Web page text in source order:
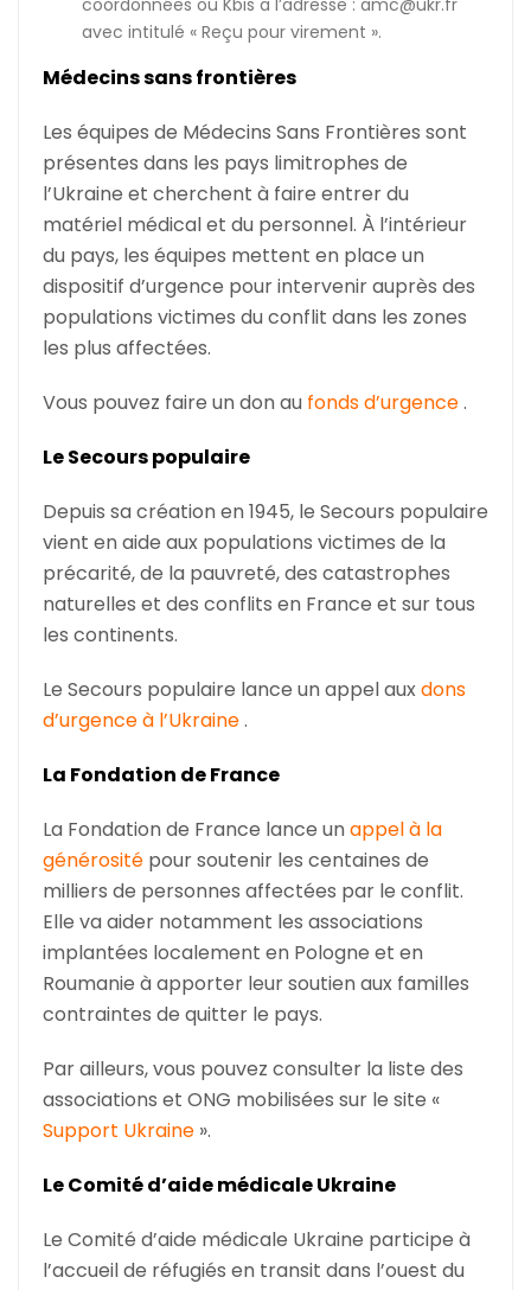
coordonnées ou Kbis a l’adresse : amc@ukr.fr
avec intitulé « Reçu pour virement ».
Médecins sans frontières
Les équipes de Médecins Sans Frontières sont
présentes dans les pays limitrophes de
l’Ukraine et cherchent à faire entrer du
matériel médical et du personnel. À l’intérieur
du pays, les équipes mettent en place un
dispositif d’urgence pour intervenir auprès des
populations victimes du conflit dans les zones
les plus affectées.
Vous pouvez faire un don au fonds d’urgence.
Le Secours populaire
Depuis sa création en 1945, le Secours populaire
vient en aide aux populations victimes de la
précarité, de la pauvreté, des catastrophes
naturelles et des conflits en France et sur tous
les continents.
Le Secours populaire lance un appel auxdons
d’urgence à l’Ukraine.
La Fondation de France
La Fondation de France lance unappel à la
générosité pour soutenir les centaines de
milliers de personnes affectées par le conflit.
Elle va aider notamment les associations
implantées localement en Pologne et en
Roumanie à apporter leur soutien aux familles
contraintes de quitter le pays.
Par ailleurs, vous pouvez consulter la liste des
associations et ONG mobilisées sur le site «
Support Ukraine ».
Le Comité d’aide médicale Ukraine
Le Comité d’aide médicale Ukraine participe à
l’accueil de réfugiés en transit dans l’ouest du